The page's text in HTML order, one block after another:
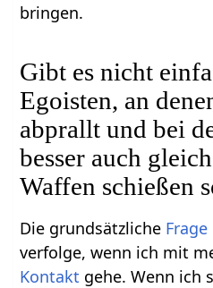
bringen.
Gibt es nicht
Egoisten, an
abprallt und bei
besser auch
Waffen schießen
Die grundsätzliche Frage
verfolge, wenn ich mit
Kontakt gehe. Wenn ich